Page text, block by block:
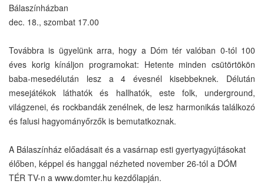
Bálaszínházban
dec. 18., szombat 17.00
Továbbra is ügyelünk arra, hogy a Dóm tér valóban 0-tól 100
éves korig kínáljon programokat: Hetente minden csütörtökön
baba-mesedélután lesz a 4 évesnél kisebbeknek. Délután
mesejátékok láthatók és hallhatók, este folk, underground,
világzenei, és rockbandák zenélnek, de lesz harmonikás találkozó
és falusi hagyományőrzők is bemutatkoznak.
A Bálaszínház előadásait és a vasárnap esti gyertyagyújtásokat
élőben, képpel és hanggal nézheted november 26-tól a DÓM
TÉR TV-n a www.domter.hu kezdőlapján.